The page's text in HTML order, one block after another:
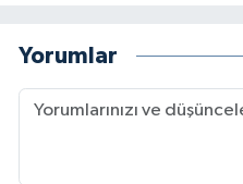
Yorumlar